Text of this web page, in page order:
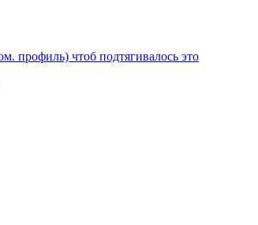
профиль) чтоб подтягивалось это